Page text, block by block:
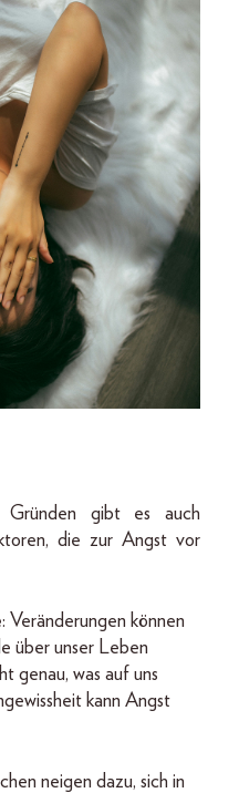
Gründen gibt es auch
die zur Angst vor
: Veränderungen können
über unser Leben
genau, was auf uns
kann Angst
neigen dazu, sich in